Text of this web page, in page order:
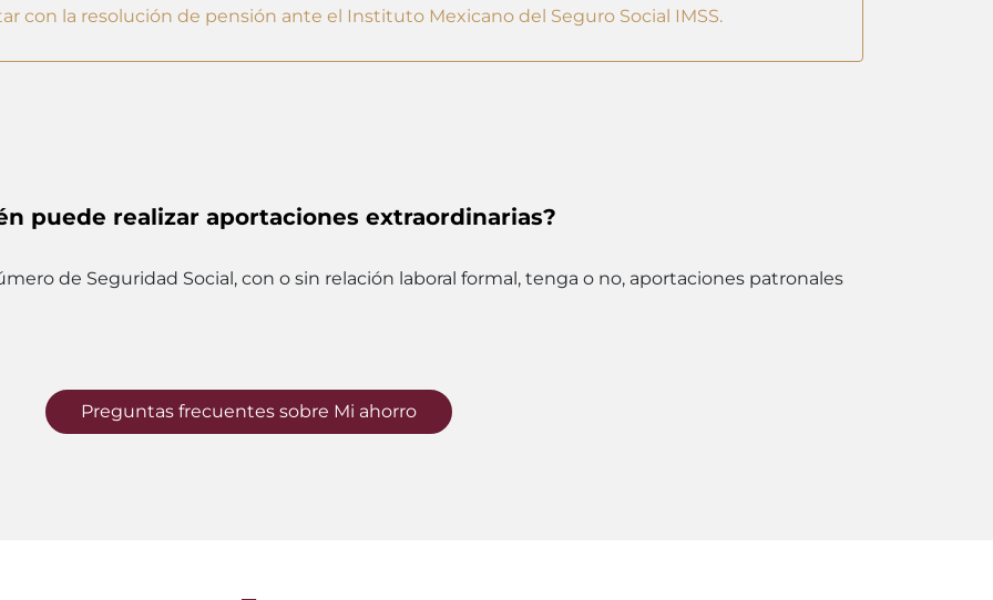
con la resolución de pensión ante el Instituto Mexicano del Seguro Social IMSS.
puede realizar aportaciones extraordinarias?
de Seguridad Social, con o sin relación laboral formal, tenga o no, aportaciones patronales
Preguntas frecuentes sobre Mi ahorro